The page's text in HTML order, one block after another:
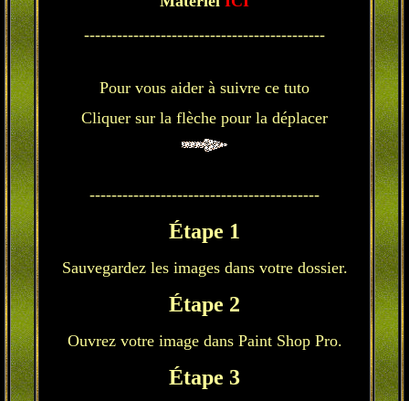
--------------------------------------------
Pour vous aider à suivre ce tuto
Cliquer sur la flèche pour la déplacer
------------------------------------------
Étape 1
Sauvegardez les images dans votre dossier.
Étape 2
Ouvrez votre image dans Paint Shop Pro.
Étape 3